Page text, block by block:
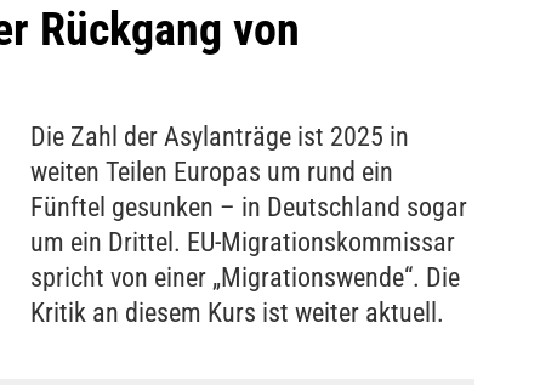
Rückgang von
Die Zahl der Asylanträge ist 2025 in
weiten Teilen Europas um rund ein
Fünftel gesunken – in Deutschland sogar
um ein Drittel. EU-Migrationskommissar
spricht von einer „Migrationswende“. Die
Kritik an diesem Kurs ist weiter aktuell.